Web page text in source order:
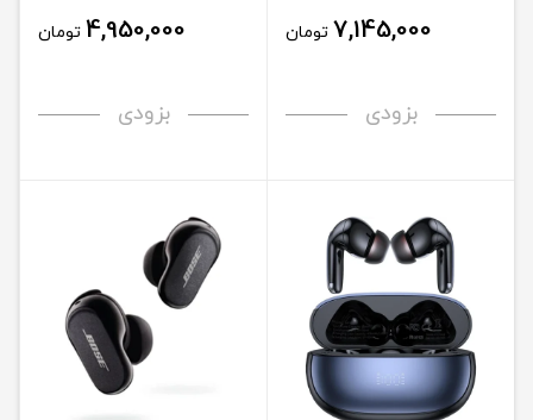
7,145,000 تومان
بزودی
4,950,000 تومان
بزودی